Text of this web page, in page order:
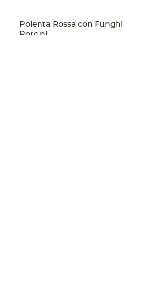
Polenta Rossa con Funghi
Porcini